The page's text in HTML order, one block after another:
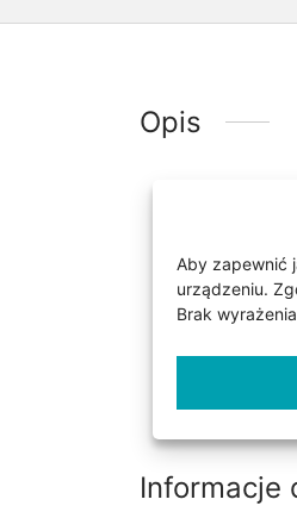
Aby zapewnić
urządzeniu.
Brak
Opis
Informacje